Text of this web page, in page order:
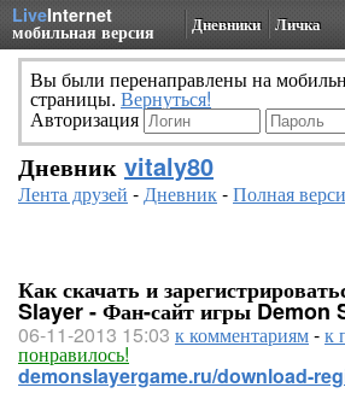
LiveInternet
мобильная версия Дневники Личка
Вы были перенаправлены на
страницы. Вернуться!
Авторизация
Дневник vitaly80
Лента друзей -Дневник-Полная
Как скачать и
Slayer - Фан-сайт игры Demon
06-11-2013 15:03 к комментариям-к
понравилось!
demonslayergame.ru/download-